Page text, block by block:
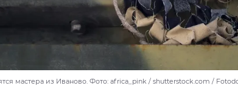
мастера из Иваново. Фото: africa_pink / shutterstock.com /